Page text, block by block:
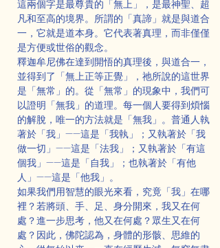
這兩個字是最尊貴的「無上」，是最神聖、超
凡和至高的境界。所謂的「真諦」就是與道合
一，它就是道本身。它代表著真理，而非僅僅
是方便或世俗的觀念。
釋迦牟尼佛在達到開悟的真理後，與道合一，
並得到了「無上正等正覺」，祂所說的這世界
是「無常」的。從「無常」的現象中，我們可
以證明「無我」的道理。每一個人要得到煩惱
的解脫，唯一的方法就是「無我」。普通人執
著於「我」——這是「我執」；又執著於「我
做一切」——這是「法我」；又執著於「有這
個我」——這是「自我」；也執著於「有他
人」——這是「他我」。
如果我們用智慧的眼光來看，究竟「我」在哪
裡？若將頭、手、足、身分開來，我又在何
處？進一步思考，他又在何處？眾生又在何
處？因此，佛陀認為，身體的形骸、思維的